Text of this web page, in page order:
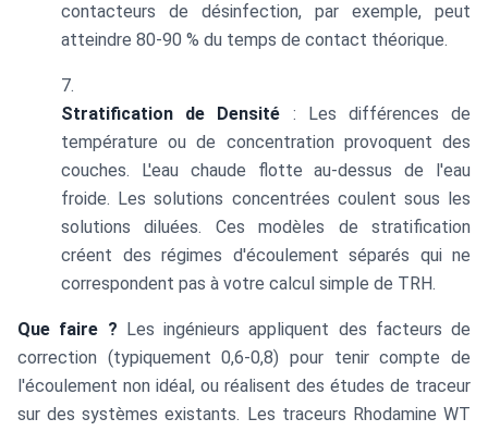
contacteurs de désinfection, par exemple, peut
atteindre 80-90 % du temps de contact théorique.
Stratification de Densité : Les différences de
température ou de concentration provoquent des
couches. L'eau chaude flotte au-dessus de l'eau
froide. Les solutions concentrées coulent sous les
solutions diluées. Ces modèles de stratification
créent des régimes d'écoulement séparés qui ne
correspondent pas à votre calcul simple de TRH.
Que faire ? Les ingénieurs appliquent des facteurs de
correction (typiquement 0,6-0,8) pour tenir compte de
l'écoulement non idéal, ou réalisent des études de traceur
sur des systèmes existants. Les traceurs Rhodamine WT